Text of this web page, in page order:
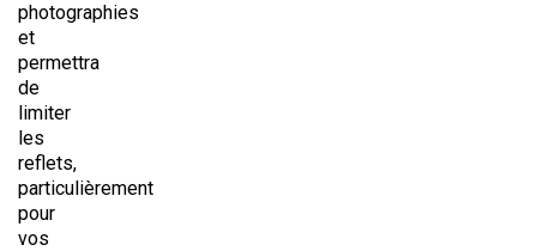
photographies
et
permettra
de
limiter
les
reflets,
particulièrement
pour
vos